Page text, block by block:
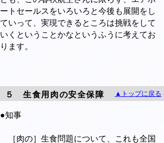
ートセールスをいろいろと今後も展開をし
ていって、実現できるところは挑戦をして
いくということかなというふうに考えてお
ります。
５ 生食用肉の安全保障 ▲トップに戻る
●知事
［肉の］生食問題について、これも全国